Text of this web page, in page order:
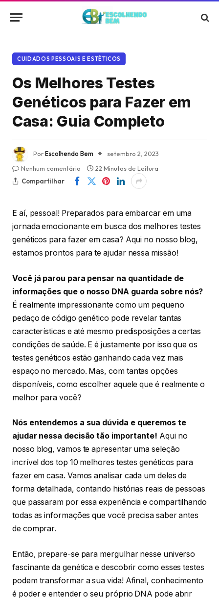
CUIDADOS PESSOAIS E ESTÉTICOS
Os Melhores Testes
Genéticos para Fazer em
Casa: Guia Completo
PorEscolhendo Bem
setembro 2, 2023
Nenhum comentário
22 Minutos de Leitura
Compartilhar
E aí, pessoal! Preparados para embarcar em uma
jornada emocionante em busca dos melhores testes
genéticos para fazer em casa? Aqui no nosso blog,
estamos prontos para te ajudar nessa missão!
Você já parou para pensar na quantidade de
informações que o nosso DNA guarda sobre nós?
É realmente impressionante como um pequeno
pedaço de código genético pode revelar tantas
características e até mesmo predisposições a certas
condições de saúde. E é justamente por isso que os
testes genéticos estão ganhando cada vez mais
espaço no mercado. Mas, com tantas opções
disponíveis, como escolher aquele que é realmente o
melhor para você?
Nós entendemos a sua dúvida e queremos te
ajudar nessa decisão tão importante! Aqui no
nosso blog, vamos te apresentar uma seleção
incrível dos top 10 melhores testes genéticos para
fazer em casa. Vamos analisar cada um deles de
forma detalhada, contando histórias reais de pessoas
que passaram por essa experiência e compartilhando
todas as informações que você precisa saber antes
de comprar.
Então, prepare-se para mergulhar nesse universo
fascinante da genética e descobrir como esses testes
podem transformar a sua vida! Afinal, conhecimento
é poder e entender o seu próprio DNA pode abrir